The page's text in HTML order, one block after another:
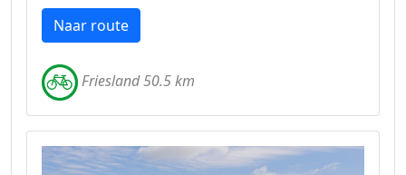
Naar route
Friesland 50.5 km